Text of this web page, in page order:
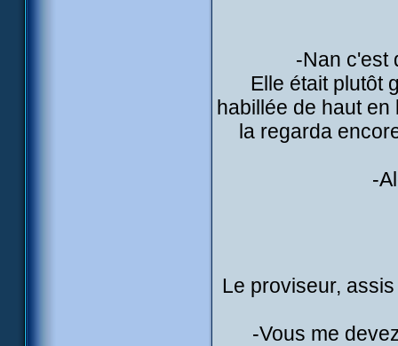
-Nan c'est
Elle était plutôt
habillée de haut
la regarda
-
Le proviseur,
-Vous me